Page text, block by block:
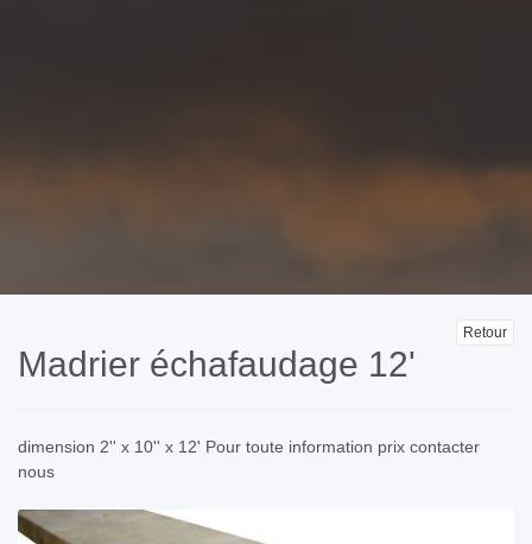
Retour
Madrier échafaudage 12'
dimension 2'' x 10'' x 12' Pour toute information prix contacter
nous